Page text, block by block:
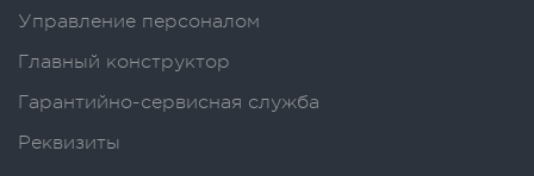
Управление персоналом
Главный конструктор
Гарантийно-сервисная служба
Реквизиты